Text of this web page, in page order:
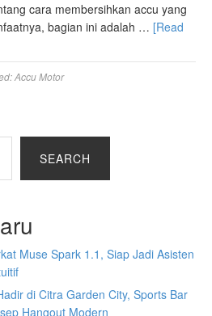
cara membersihkan accu yang
bagian ini adalah … [Read
Accu Motor
SEARCH
Muse Spark 1.1, Siap Jadi Asisten
di Citra Garden City, Sports Bar
Hangout Modern